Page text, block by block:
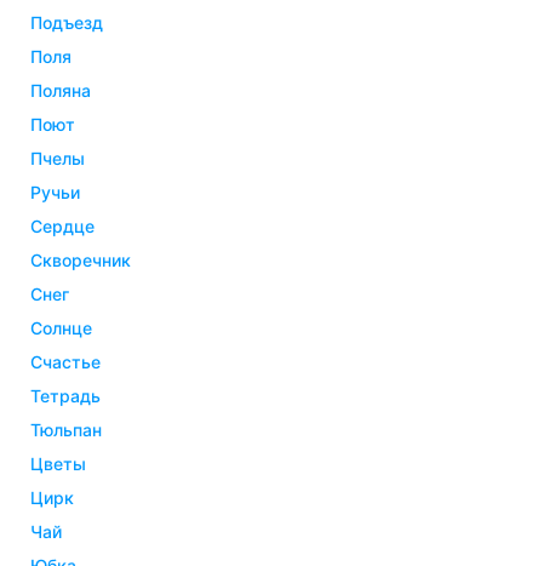
подъезд
поля
поляна
поют
пчелы
ручьи
сердце
скворечник
снег
солнце
счастье
тетрадь
тюльпан
цветы
цирк
чай